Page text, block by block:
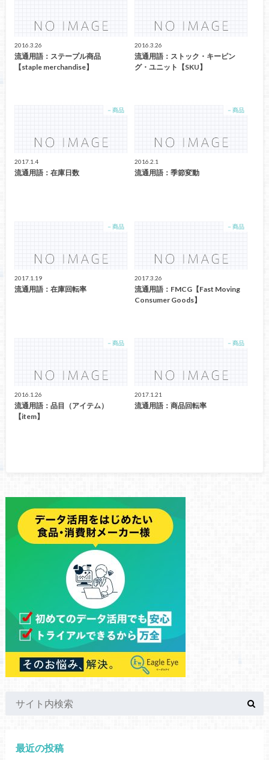
2016.3.26
流通用語：ステープル商品
【staple merchandise】
2016.3.26
流通用語：ストック・キーピン
グ・ユニット【SKU】
－商品
2017.1.4
流通用語：在庫日数
－商品
2016.2.1
流通用語：季節変動
－商品
2017.1.19
流通用語：在庫回転率
－商品
2017.3.26
流通用語：FMCG【Fast Moving
Consumer Goods】
－商品
2016.1.26
流通用語：品目（アイテム）
【item】
－商品
2017.1.21
流通用語：商品回転率
最近の投稿